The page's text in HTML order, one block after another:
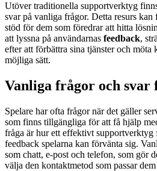
Utöver traditionella supportverktyg
svar på vanliga frågor. Detta resurs
stöd för dem som föredrar att hitta
att lyssna på användarnas feedback,
efter att förbättra sina tjänster och möta
möjliga sätt.
Vanliga frågor och svar
Spelare har ofta frågor när det gäller
som finns tillgängliga för att få hjälp
fråga är hur ett effektivt
feedback spelarna kan förvänta sig.
som chatt, e-post och telefon, som gör
välja den kontaktmetod som passar dem